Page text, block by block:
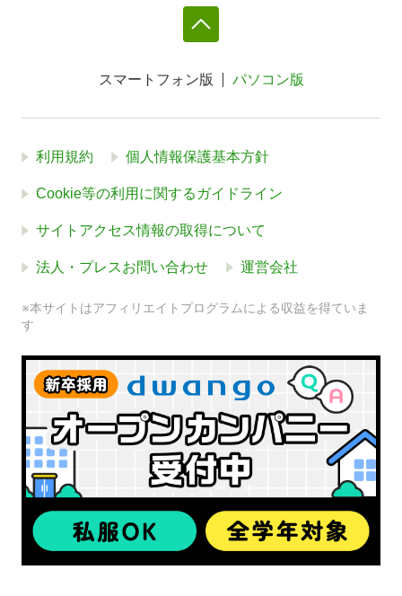
スマートフォン版 パソコン版
利用規約 個人情報保護基本方針
Cookie等の利用に関するガイドライン
サイトアクセス情報の取得について
法人・プレスお問い合わせ 運営会社
※本サイトはアフィリエイトプログラムによる収益を得ていま
す